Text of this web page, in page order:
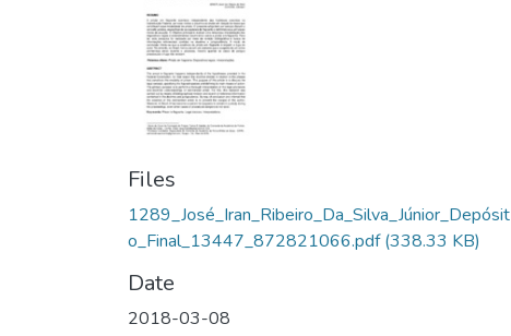
Files
1289_José_Iran_Ribeiro_Da_Silva_Júnior_Depósit
o_Final_13447_872821066.pdf(338.33 KB)
Date
2018-03-08